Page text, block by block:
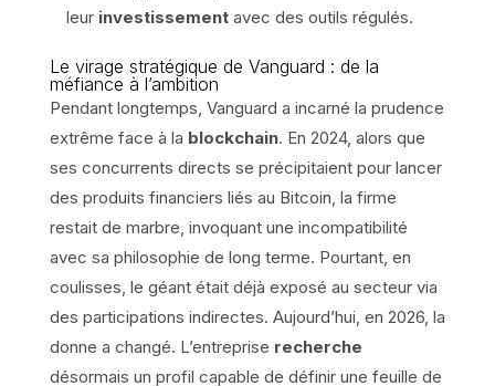
leur investissementavec des outils régulés.
Le virage stratégique de Vanguard : de la
méfiance à l’ambition
Pendant longtemps, Vanguard a incarné la prudence
extrême face à la blockchain. En 2024, alors que
ses concurrents directs se précipitaient pour lancer
des produits financiers liés au Bitcoin, la firme
restait de marbre, invoquant une incompatibilité
avec sa philosophie de long terme. Pourtant, en
coulisses, le géant était déjà exposé au secteur via
des participations indirectes. Aujourd’hui, en 2026, la
donne a changé. L’entreprise recherche
désormais un profil capable de définir une feuille de